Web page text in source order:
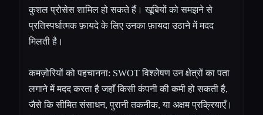
कुशल प्रोसेस शामिल हो सकते हैं। खूबियों को समझने से
प्रतिस्पर्धात्मक फ़ायदे के लिए उनका फ़ायदा उठाने में मदद
मिलती है।
कमज़ोरियों को पहचानना: SWOT विश्लेषण उन क्षेत्रों का पता
लगाने में मदद करता है जहाँ किसी कंपनी की कमी हो सकती है,
जैसे कि सीमित संसाधन, पुरानी तकनीक, या अक्षम प्रक्रियाएँ।